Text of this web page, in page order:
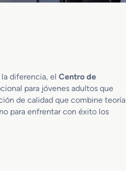
diferencia, el Centro de
para jóvenes adultos que
de calidad que combine teoría
para enfrentar con éxito los